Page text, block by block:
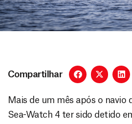
Compartilhar
Mais de um mês após o navio
Sea-Watch 4 ter sido detido